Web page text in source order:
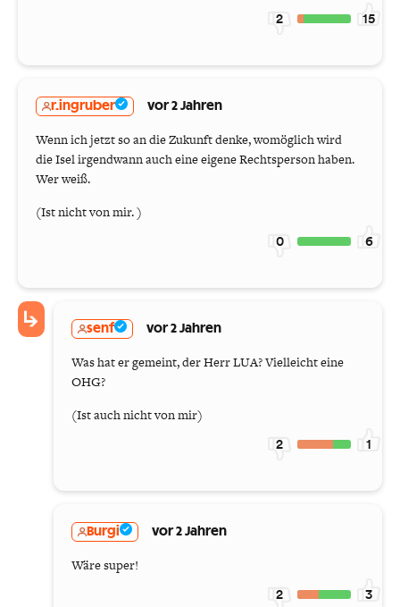
2 15
r.ingruber vor 2 Jahren
Wenn ich jetzt so an die Zukunft denke, womöglich wird
die Isel irgendwann auch eine eigene Rechtsperson haben.
Wer weiß.
(Ist nicht von mir. )
0 6
senf vor 2 Jahren
Was hat er gemeint, der Herr LUA? Vielleicht eine
OHG?
(Ist auch nicht von mir)
2 1
Burgi vor 2 Jahren
Wäre super!
2 3